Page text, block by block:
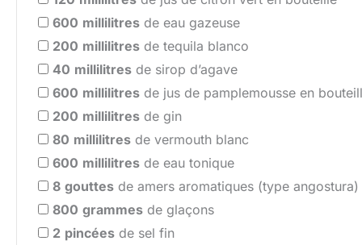
600 millilitres de eau gazeuse
200 millilitres de tequila blanco
40 millilitres de sirop d’agave
600 millilitres de jus de pamplemousse en
200 millilitres de gin
80 millilitres de vermouth blanc
600 millilitres de eau tonique
8 gouttes de amers aromatiques (type angostura)
800 grammes de glaçons
2 pincées de sel fin